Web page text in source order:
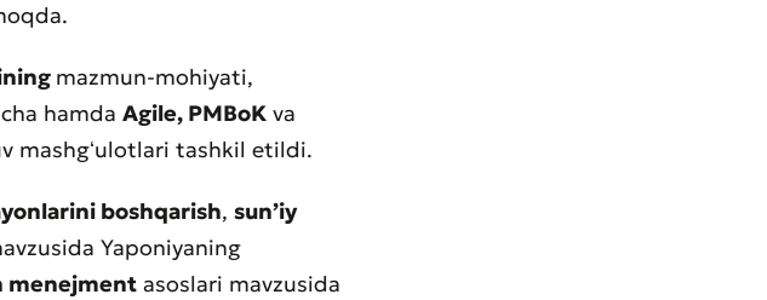
mazmun-mohiyati,
hamda Agile, PMBoK va
mashgʻulotlari tashkil etildi.
boshqarish, sunʼiy
Yaponiyaning
menejment asoslari mavzusida